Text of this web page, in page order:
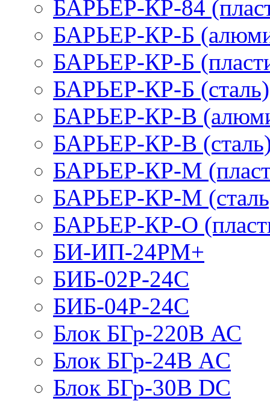
БАРЬЕР-КР-84
БАРЬЕР-КР-Б
БАРЬЕР-КР-Б
БАРЬЕР-КР-Б (сталь)
БАРЬЕР-КР-В
БАРЬЕР-КР-В
БАРЬЕР-КР-М
БАРЬЕР-КР-М
БАРЬЕР-КР-О
БИ-ИП-24РМ+
БИБ-02Р-24С
БИБ-04Р-24С
Блок БГр-220В АС
Блок БГр-24В AC
Блок БГр-30В DC